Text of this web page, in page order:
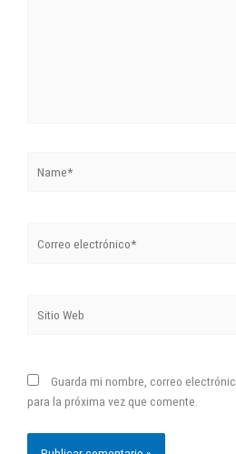
electrónico*
Web
Guarda mi nombre, correo
para la próxima vez que comente.